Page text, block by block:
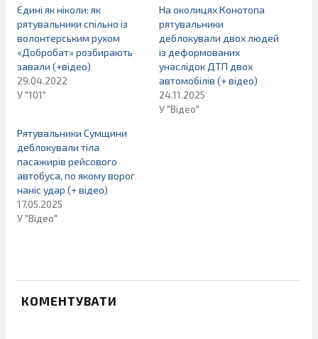
Єдині як ніколи: як
рятувальники спільно із
волонтерським рухом
«Добробат» розбирають
завали (+відео)
29.04.2022
У "101"
На околицях Конотопа
рятувальники
деблокували двох людей
із деформованих
унаслідок ДТП двох
автомобілів (+ відео)
24.11.2025
У "Відео"
Рятувальники Сумщини
деблокували тіла
пасажирів рейсового
автобуса, по якому ворог
наніс удар (+ відео)
17.05.2025
У "Відео"
КОМЕНТУВАТИ